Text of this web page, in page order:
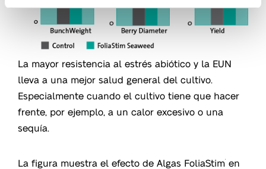
La mayor resistencia al estrés abiótico y la EUN
lleva a una mejor salud general del cultivo.
Especialmente cuando el cultivo tiene que hacer
frente, por ejemplo, a un calor excesivo o una
sequía.
La figura muestra el efecto de Algas FoliaStim®
en